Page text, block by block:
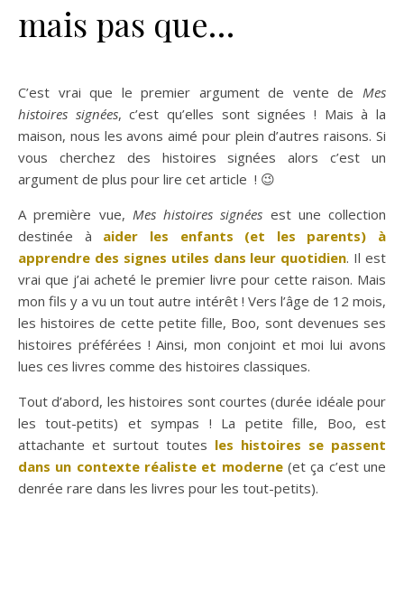
mais pas que…
C’est vrai que le premier argument de vente de Mes
histoires signées, c’est qu’elles sont signées ! Mais à la
maison, nous les avons aimé pour plein d’autres raisons. Si
vous cherchez des histoires signées alors c’est un
argument de plus pour lire cet article ! 😉
A première vue, Mes histoires signées est une collection
destinée à aider les enfants (et les parents) à
apprendre des signes utiles dans leur quotidien. Il est
vrai que j’ai acheté le premier livre pour cette raison. Mais
mon fils y a vu un tout autre intérêt ! Vers l’âge de 12 mois,
les histoires de cette petite fille, Boo, sont devenues ses
histoires préférées ! Ainsi, mon conjoint et moi lui avons
lues ces livres comme des histoires classiques.
Tout d’abord, les histoires sont courtes (durée idéale pour
les tout-petits) et sympas ! La petite fille, Boo, est
attachante et surtout toutes les histoires se passent
dans un contexte réaliste et moderne (et ça c’est une
denrée rare dans les livres pour les tout-petits).